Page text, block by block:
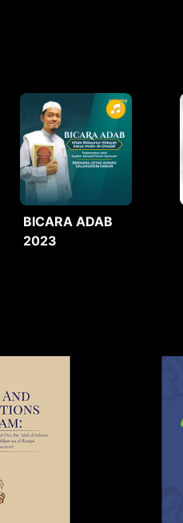
BICARA ADAB
2023